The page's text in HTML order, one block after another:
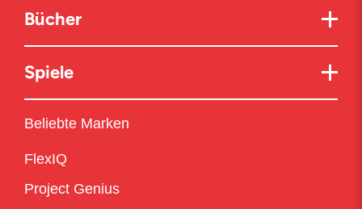
Bücher
Spiele
Beliebte Marken
FlexIQ
Project Genius